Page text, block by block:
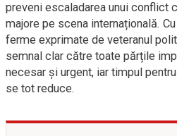
preveni escaladarea unui conflict
majore pe scena internațională.
ferme exprimate de veteranul
semnal clar către toate părțile
necesar și urgent, iar timpul
se tot reduce.